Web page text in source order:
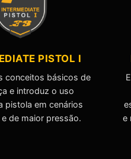
PISTOL I
conceitos básicos de
e introduz o uso
pistola em cenários
de maior pressão.
e